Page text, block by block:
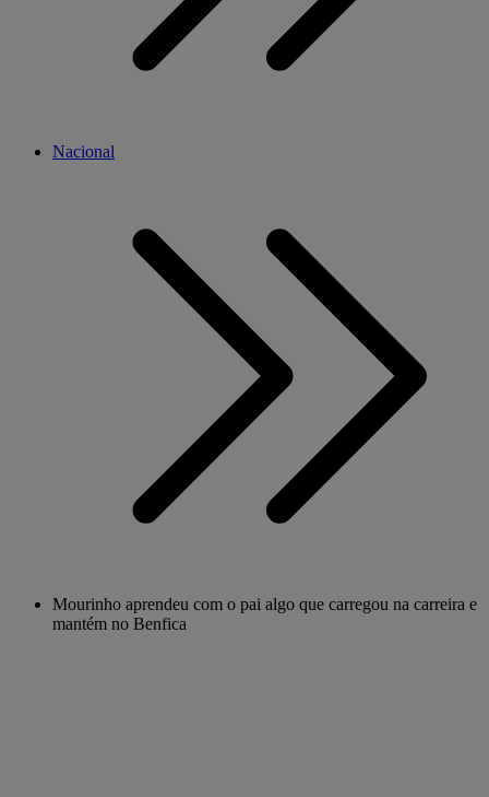
Nacional
Mourinho aprendeu com o pai algo que carregou na carreira e
mantém no Benfica